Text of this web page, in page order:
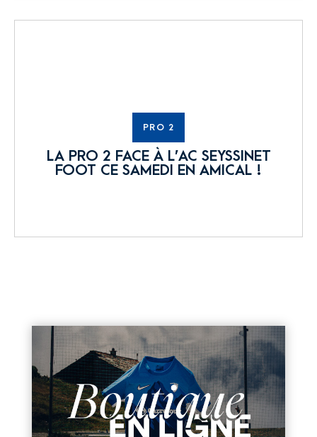
PRO 2
LA PRO 2 FACE À L’AC SEYSSINET
FOOT CE SAMEDI EN AMICAL !